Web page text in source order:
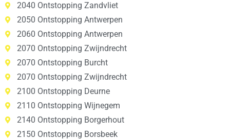
2040 Ontstopping Zandvliet
2050 Ontstopping Antwerpen
2060 Ontstopping Antwerpen
2070 Ontstopping Zwijndrecht
2070 Ontstopping Burcht
2070 Ontstopping Zwijndrecht
2100 Ontstopping Deurne
2110 Ontstopping Wijnegem
2140 Ontstopping Borgerhout
2150 Ontstopping Borsbeek